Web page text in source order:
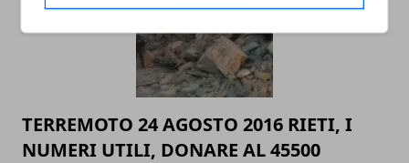
TERREMOTO 24 AGOSTO 2016 RIETI, I
NUMERI UTILI, DONARE AL 45500